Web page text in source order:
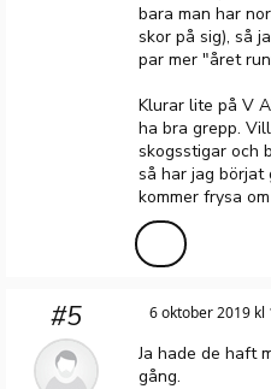
bara man har
skor på sig), så
par mer "året
Klurar lite på V
ha bra grepp.
skogsstigar och
så har jag börjat
kommer frysa
#5 6 oktober 2019 kl
Ja hade de haft
gång.